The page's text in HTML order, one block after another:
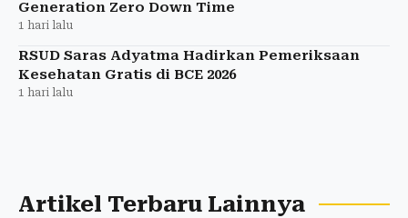
Generation Zero Down Time
1 hari lalu
RSUD Saras Adyatma Hadirkan Pemeriksaan
Kesehatan Gratis di BCE 2026
1 hari lalu
Artikel Terbaru Lainnya